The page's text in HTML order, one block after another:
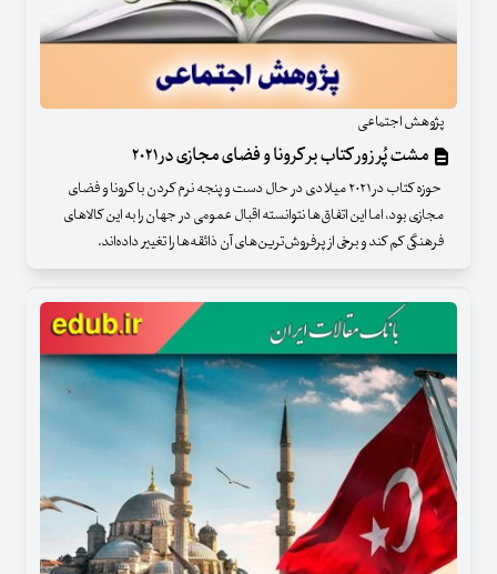
پژوهش اجتماعی
مشت پُر زور کتاب بر کرونا و فضای مجازی در ۲۰۲۱
حوزه کتاب در ۲۰۲۱ میلادی در حال دست و پنجه نرم کردن با کرونا و فضای
مجازی بود، اما این اتفاق‌ها نتوانسته اقبال عمومی در جهان را به این کالاهای
فرهنگی کم کند و برخی از پرفروش‌ترین‌های آن ذائقه‌ها را تغییر داده‌اند.